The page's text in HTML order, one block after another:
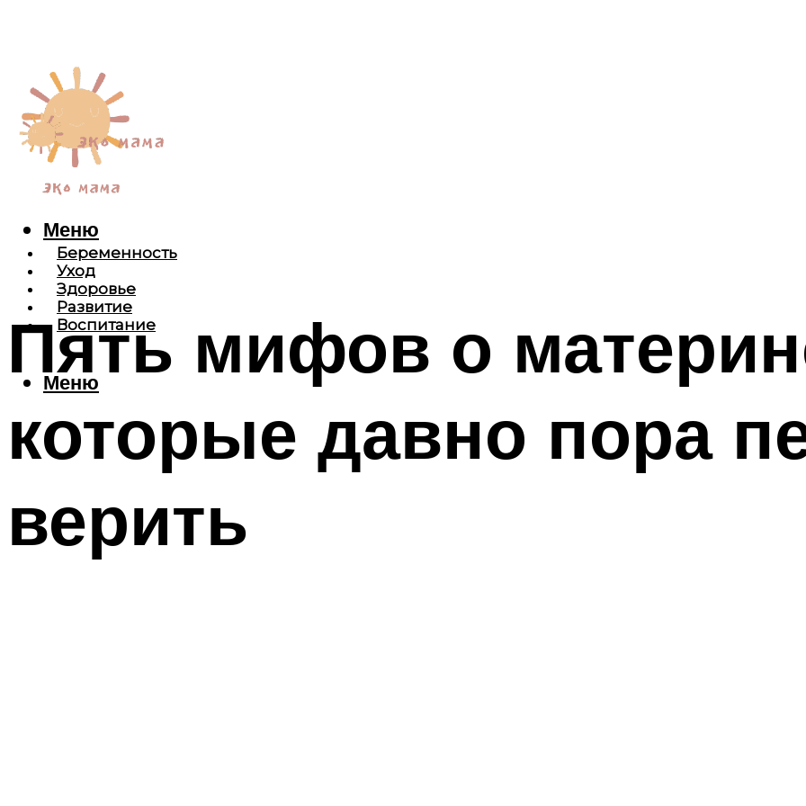
Беременность
Уход
Здоровье
Развитие
Воспитание
Меню
Меню
Пять мифов о
которые давно пора
верить